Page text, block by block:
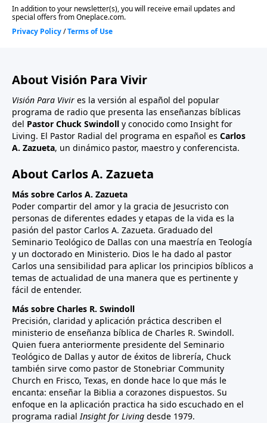
About Visión Para Vivir
Visión Para Vivir es la versión al español del popular
programa de radio que presenta las enseñanzas bíblicas
del Pastor Chuck Swindoll y conocido como Insight for
Living. El Pastor Radial del programa en español es Carlos
A. Zazueta, un dinámico pastor, maestro y conferencista.
About Carlos A. Zazueta
Más sobre Carlos A. Zazueta
Poder compartir del amor y la gracia de Jesucristo con
personas de diferentes edades y etapas de la vida es la
pasión del pastor Carlos A. Zazueta. Graduado del
Seminario Teológico de Dallas con una maestría en Teología
y un doctorado en Ministerio. Dios le ha dado al pastor
Carlos una sensibilidad para aplicar los principios bíblicos a
temas de actualidad de una manera que es pertinente y
fácil de entender.
Más sobre Charles R. Swindoll
Precisión, claridad y aplicación práctica describen el
ministerio de enseñanza bíblica de Charles R. Swindoll.
Quien fuera anteriormente presidente del Seminario
Teológico de Dallas y autor de éxitos de librería, Chuck
también sirve como pastor de Stonebriar Community
Church en Frisco, Texas, en donde hace lo que más le
encanta: enseñar la Biblia a corazones dispuestos. Su
enfoque en la aplicación practica ha sido escuchado en el
programa radialInsight for Living desde 1979.